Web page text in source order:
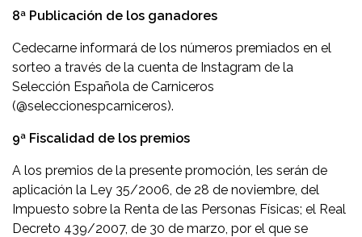
8ª Publicación de los ganadores
Cedecarne informará de los números premiados en el
sorteo a través de la cuenta de Instagram de la
Selección Española de Carniceros
(@seleccionespcarniceros).
9ª Fiscalidad de los premios
A los premios de la presente promoción, les serán de
aplicación la Ley 35/2006, de 28 de noviembre, del
Impuesto sobre la Renta de las Personas Físicas; el Real
Decreto 439/2007, de 30 de marzo, por el que se